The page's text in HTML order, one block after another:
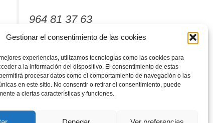
Gestionar el consentimiento de las cookies
experiencias, utilizamos tecnologías como las cookies para
a la información del dispositivo. El consentimiento de estas
procesar datos como el comportamiento de navegación o las
en este sitio. No consentir o retirar el consentimiento, puede
a ciertas características y funciones.
964 81 37 63